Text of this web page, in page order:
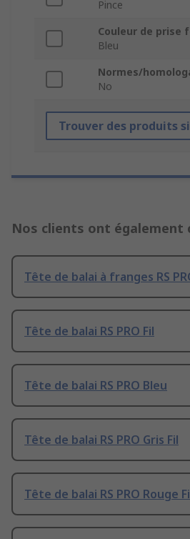
Pince
Couleur de prise
Bleu
Normes/
No
Trouver des produits
Nos clients ont également
Tête de balai à franges RS
Tête de balai RS PRO Fil
Tête de balai RS PRO Bleu
Tête de balai RS PRO Gris Fil
Tête de balai RS PRO Rouge